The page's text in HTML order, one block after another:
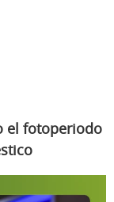
el fotoperiodo